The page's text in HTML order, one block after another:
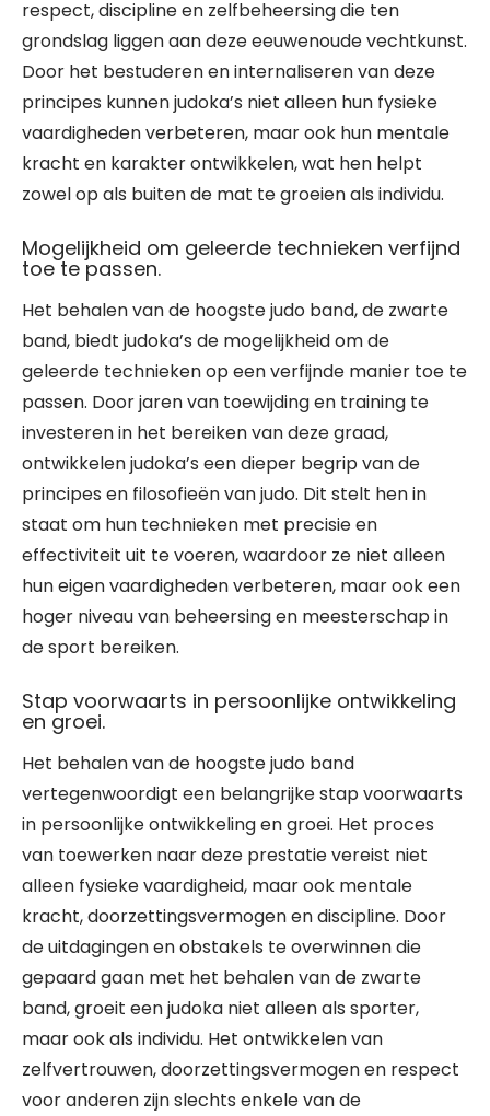
respect, discipline en zelfbeheersing die ten
grondslag liggen aan deze eeuwenoude vechtkunst.
Door het bestuderen en internaliseren van deze
principes kunnen judoka’s niet alleen hun fysieke
vaardigheden verbeteren, maar ook hun mentale
kracht en karakter ontwikkelen, wat hen helpt
zowel op als buiten de mat te groeien als individu.
Mogelijkheid om geleerde technieken verfijnd
toe te passen.
Het behalen van de hoogste judo band, de zwarte
band, biedt judoka’s de mogelijkheid om de
geleerde technieken op een verfijnde manier toe te
passen. Door jaren van toewijding en training te
investeren in het bereiken van deze graad,
ontwikkelen judoka’s een dieper begrip van de
principes en filosofieën van judo. Dit stelt hen in
staat om hun technieken met precisie en
effectiviteit uit te voeren, waardoor ze niet alleen
hun eigen vaardigheden verbeteren, maar ook een
hoger niveau van beheersing en meesterschap in
de sport bereiken.
Stap voorwaarts in persoonlijke ontwikkeling
en groei.
Het behalen van de hoogste judo band
vertegenwoordigt een belangrijke stap voorwaarts
in persoonlijke ontwikkeling en groei. Het proces
van toewerken naar deze prestatie vereist niet
alleen fysieke vaardigheid, maar ook mentale
kracht, doorzettingsvermogen en discipline. Door
de uitdagingen en obstakels te overwinnen die
gepaard gaan met het behalen van de zwarte
band, groeit een judoka niet alleen als sporter,
maar ook als individu. Het ontwikkelen van
zelfvertrouwen, doorzettingsvermogen en respect
voor anderen zijn slechts enkele van de